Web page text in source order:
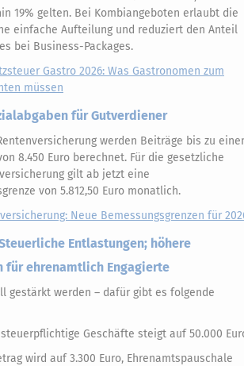
19% gelten. Bei Kombiangeboten erlaubt die
einfache Aufteilung und reduziert den Anteil
bei Business-Packages.
Gastro 2026: Was Gastronomen zum
müssen
für Gutverdiener
werden Beiträge bis zu
8.450 Euro berechnet. Für die gesetzliche
gilt ab jetzt eine
von 5.812,50 Euro monatlich.
Neue Bemessungsgrenzen für
Entlastungen; höhere
für ehrenamtlich Engagierte
gestärkt werden – dafür gibt es folgende
Geschäfte steigt auf 50.000
wird auf 3.300 Euro, Ehrenamtspauschale